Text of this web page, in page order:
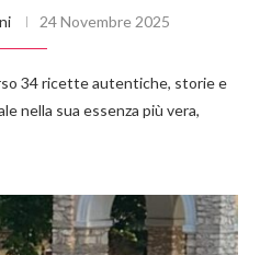
24 Novembre 2025
34 ricette autentiche, storie e
nella sua essenza più vera,